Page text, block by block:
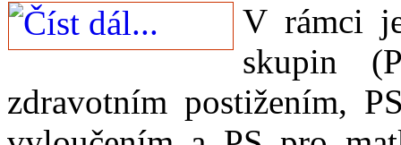
V rámci
skupin
zdravotním postižením,